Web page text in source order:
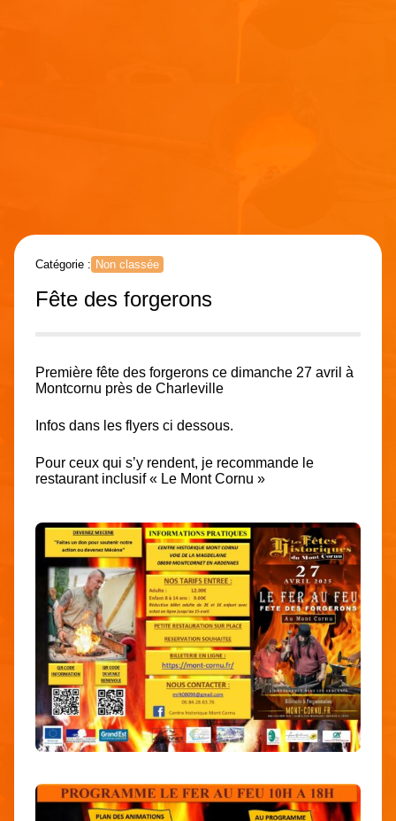
Catégorie : Non classée
Fête des forgerons
Première fête des forgerons ce dimanche 27 avril à
Montcornu près de Charleville
Infos dans les flyers ci dessous.
Pour ceux qui s’y rendent, je recommande le
restaurant inclusif « Le Mont Cornu »